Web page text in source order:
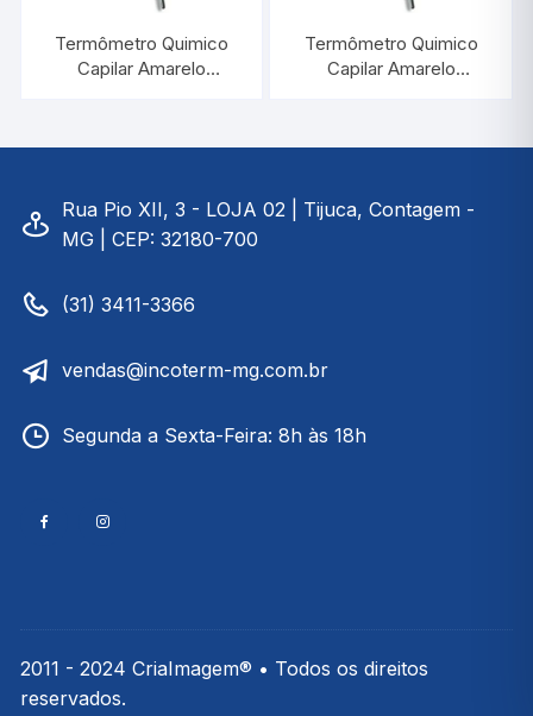
Termômetro Quimico
Capilar Amarelo
Termômetro Quimico
Capilar Amarelo
Rua Pio XII, 3 - LOJA 02 | Tijuca, Contagem -
MG | CEP: 32180-700
(31) 3411-3366
vendas@incoterm-mg.com.br
Segunda a Sexta-Feira: 8h às 18h
2011 - 2024 CriaImagem® • Todos os direitos
reservados.